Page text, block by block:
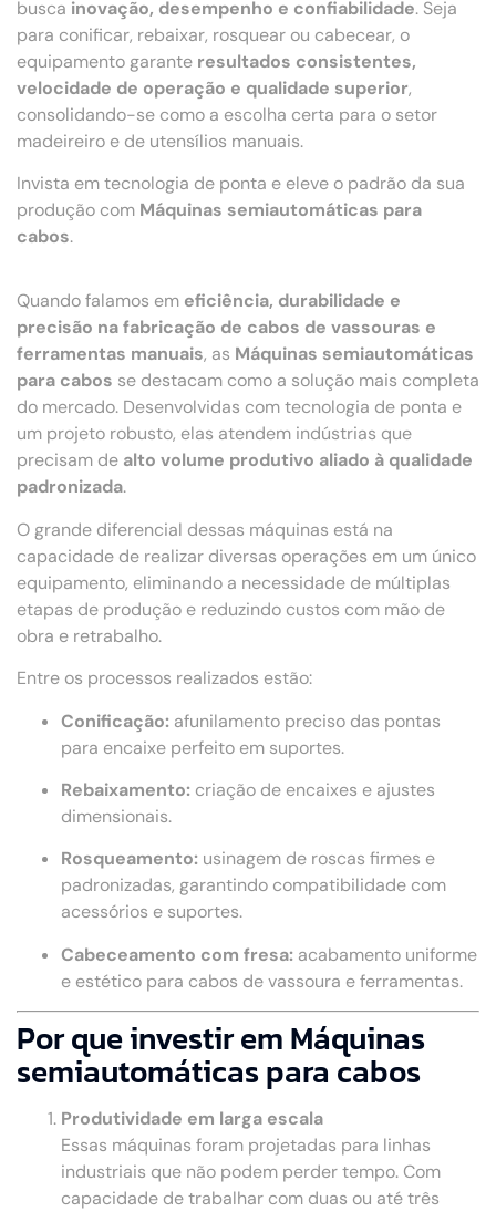
busca inovação, desempenho e confiabilidade. Seja
para conificar, rebaixar, rosquear ou cabecear, o
equipamento garante resultados consistentes,
velocidade de operação e qualidade superior,
consolidando-se como a escolha certa para o setor
madeireiro e de utensílios manuais.
Invista em tecnologia de ponta e eleve o padrão da sua
produção com Máquinas semiautomáticas para
cabos.
Quando falamos em eficiência, durabilidade e
precisão na fabricação de cabos de vassouras e
ferramentas manuais, as Máquinas semiautomáticas
para cabos se destacam como a solução mais completa
do mercado. Desenvolvidas com tecnologia de ponta e
um projeto robusto, elas atendem indústrias que
precisam de alto volume produtivo aliado à qualidade
padronizada.
O grande diferencial dessas máquinas está na
capacidade de realizar diversas operações em um único
equipamento, eliminando a necessidade de múltiplas
etapas de produção e reduzindo custos com mão de
obra e retrabalho.
Entre os processos realizados estão:
Conificação: afunilamento preciso das pontas
para encaixe perfeito em suportes.
Rebaixamento: criação de encaixes e ajustes
dimensionais.
Rosqueamento: usinagem de roscas firmes e
padronizadas, garantindo compatibilidade com
acessórios e suportes.
Cabeceamento com fresa: acabamento uniforme
e estético para cabos de vassoura e ferramentas.
Por que investir em Máquinas
semiautomáticas para cabos
Produtividade em larga escala
Essas máquinas foram projetadas para linhas
industriais que não podem perder tempo. Com
capacidade de trabalhar com duas ou até três